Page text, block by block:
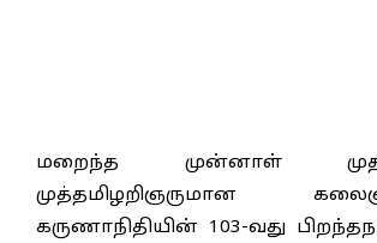
மறைந்த முன்னாள்
முத்தமிழறிஞருமான
கருணாநிதியின் 103-வது